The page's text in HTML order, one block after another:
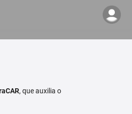
, que auxilia o